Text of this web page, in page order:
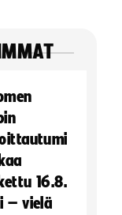
16.8.
– vielä